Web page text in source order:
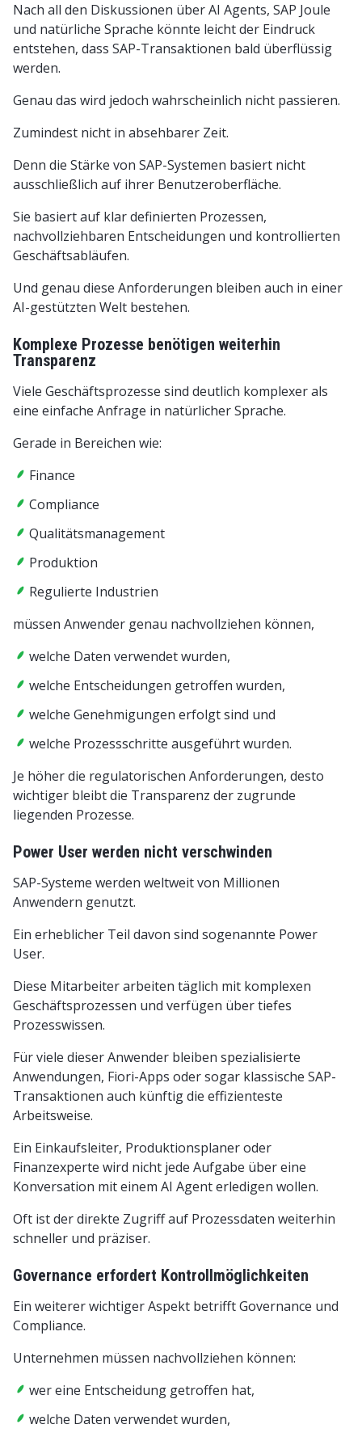
Nach all den Diskussionen über AI Agents, SAP Joule
und natürliche Sprache könnte leicht der Eindruck
entstehen, dass SAP-Transaktionen bald überflüssig
werden.
Genau das wird jedoch wahrscheinlich nicht passieren.
Zumindest nicht in absehbarer Zeit.
Denn die Stärke von SAP-Systemen basiert nicht
ausschließlich auf ihrer Benutzeroberfläche.
Sie basiert auf klar definierten Prozessen,
nachvollziehbaren Entscheidungen und kontrollierten
Geschäftsabläufen.
Und genau diese Anforderungen bleiben auch in einer
AI-gestützten Welt bestehen.
Komplexe Prozesse benötigen weiterhin
Transparenz
Viele Geschäftsprozesse sind deutlich komplexer als
eine einfache Anfrage in natürlicher Sprache.
Gerade in Bereichen wie:
Finance
Compliance
Qualitätsmanagement
Produktion
Regulierte Industrien
müssen Anwender genau nachvollziehen können,
welche Daten verwendet wurden,
welche Entscheidungen getroffen wurden,
welche Genehmigungen erfolgt sind und
welche Prozessschritte ausgeführt wurden.
Je höher die regulatorischen Anforderungen, desto
wichtiger bleibt die Transparenz der zugrunde
liegenden Prozesse.
Power User werden nicht verschwinden
SAP-Systeme werden weltweit von Millionen
Anwendern genutzt.
Ein erheblicher Teil davon sind sogenannte Power
User.
Diese Mitarbeiter arbeiten täglich mit komplexen
Geschäftsprozessen und verfügen über tiefes
Prozesswissen.
Für viele dieser Anwender bleiben spezialisierte
Anwendungen, Fiori-Apps oder sogar klassische SAP-
Transaktionen auch künftig die effizienteste
Arbeitsweise.
Ein Einkaufsleiter, Produktionsplaner oder
Finanzexperte wird nicht jede Aufgabe über eine
Konversation mit einem AI Agent erledigen wollen.
Oft ist der direkte Zugriff auf Prozessdaten weiterhin
schneller und präziser.
Governance erfordert Kontrollmöglichkeiten
Ein weiterer wichtiger Aspekt betrifft Governance und
Compliance.
Unternehmen müssen nachvollziehen können:
wer eine Entscheidung getroffen hat,
welche Daten verwendet wurden,